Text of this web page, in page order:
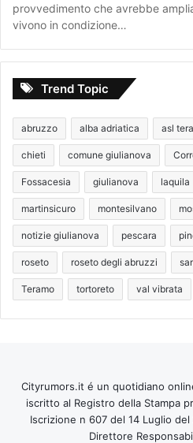
provvedimento che avrebbe
vivono in condizione…
Trend Topic
abruzzo alba adriatica asl
chieti comune giulianova
Fossacesia giulianova laquila
martinsicuro montesilvano
notizie giulianova pescara
roseto roseto degli abruzzi
Teramo tortoreto val vibrata
Cityrumors.it é un quotidiano
iscritto al Registro della Stampa
Iscrizione n 607 del 14 Luglio
Direttore